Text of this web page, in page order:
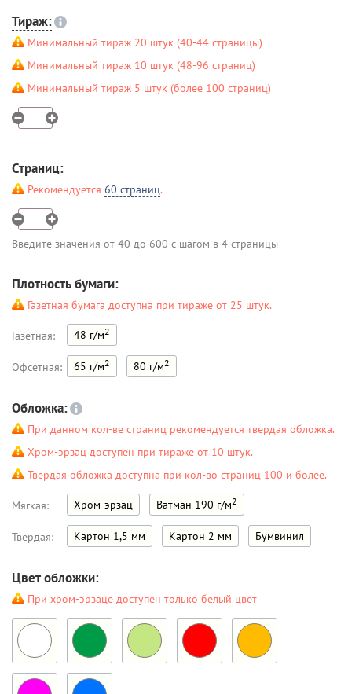
Тираж:
Минимальный тираж 20 штук (40-44 страницы)
Минимальный тираж 10 штук (48-96 страниц)
Минимальный тираж 5 штук (более 100 страниц)
Страниц:
Рекомендуется 60 страниц.
Введите значения от 40 до 600 с шагом в 4 страницы
Плотность бумаги:
Газетная бумага доступна при тираже от 25 штук.
Газетная: 48 г/м2
Офсетная: 65 г/м2 80 г/м2
Обложка:
При данном кол-ве страниц рекомендуется твердая обложка.
Хром-эрзац доступен при тираже от 10 штук.
Твердая обложка доступна при кол-во страниц 100 и более.
Мягкая: Хром-эрзац Ватман 190 г/м2
Твердая: Картон 1,5 мм Картон 2 мм Бумвинил
Цвет обложки:
При хром-эрзаце доступен только белый цвет